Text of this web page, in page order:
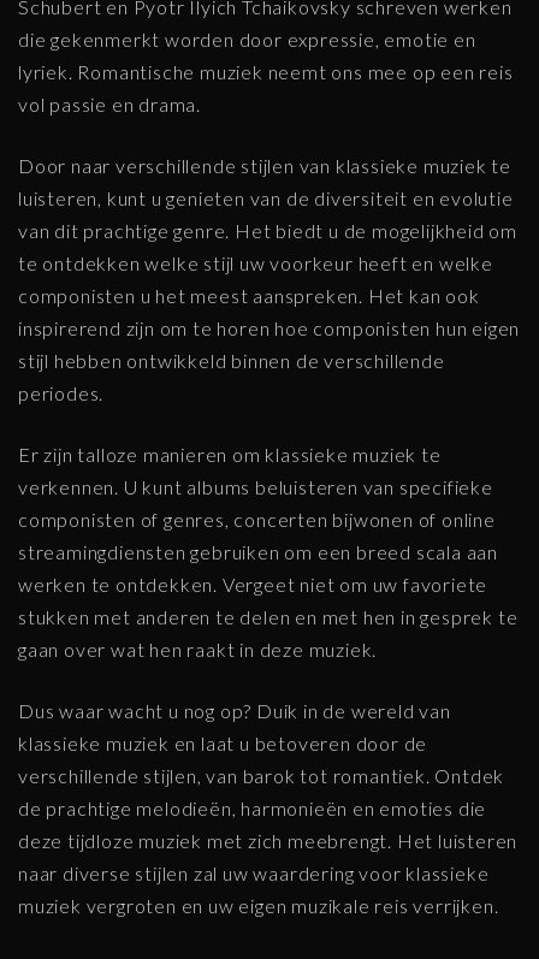
Schubert en Pyotr Ilyich Tchaikovsky schreven werken
die gekenmerkt worden door expressie, emotie en
lyriek. Romantische muziek neemt ons mee op een reis
vol passie en drama.
Door naar verschillende stijlen van klassieke muziek te
luisteren, kunt u genieten van de diversiteit en evolutie
van dit prachtige genre. Het biedt u de mogelijkheid om
te ontdekken welke stijl uw voorkeur heeft en welke
componisten u het meest aanspreken. Het kan ook
inspirerend zijn om te horen hoe componisten hun eigen
stijl hebben ontwikkeld binnen de verschillende
periodes.
Er zijn talloze manieren om klassieke muziek te
verkennen. U kunt albums beluisteren van specifieke
componisten of genres, concerten bijwonen of online
streamingdiensten gebruiken om een breed scala aan
werken te ontdekken. Vergeet niet om uw favoriete
stukken met anderen te delen en met hen in gesprek te
gaan over wat hen raakt in deze muziek.
Dus waar wacht u nog op? Duik in de wereld van
klassieke muziek en laat u betoveren door de
verschillende stijlen, van barok tot romantiek. Ontdek
de prachtige melodieën, harmonieën en emoties die
deze tijdloze muziek met zich meebrengt. Het luisteren
naar diverse stijlen zal uw waardering voor klassieke
muziek vergroten en uw eigen muzikale reis verrijken.